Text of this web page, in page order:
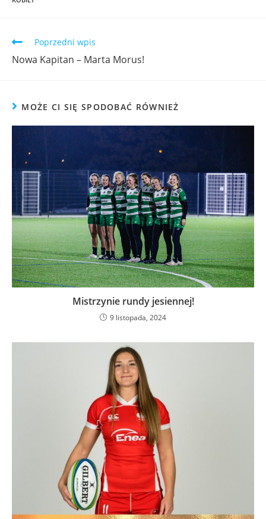
Poprzedni wpis
Nowa Kapitan – Marta Morus!
MOŻE CI SIĘ SPODOBAĆ RÓWNIEŻ
Mistrzynie rundy jesiennej!
9 listopada, 2024